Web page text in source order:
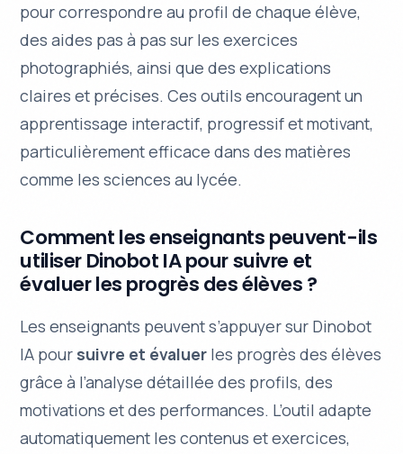
pour correspondre au profil de chaque élève,
des aides pas à pas sur les exercices
photographiés, ainsi que des explications
claires et précises. Ces outils encouragent un
apprentissage interactif, progressif et motivant,
particulièrement efficace dans des matières
comme les sciences au lycée.
Comment les enseignants peuvent-ils
utiliser Dinobot IA pour suivre et
évaluer les progrès des élèves ?
Les enseignants peuvent s’appuyer sur Dinobot
IA pour suivre et évaluer les progrès des élèves
grâce à l’analyse détaillée des profils, des
motivations et des performances. L’outil adapte
automatiquement les contenus et exercices,